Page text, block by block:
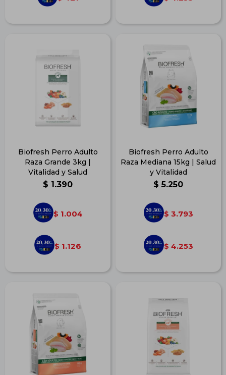
Biofresh Perro Adulto
Raza Grande 3kg |
Vitalidad y Salud
$ 1.390
$ 1.004
$ 1.126
Biofresh Perro Adulto
Raza Mediana 15kg | Salud
y Vitalidad
$ 5.250
$ 3.793
$ 4.253